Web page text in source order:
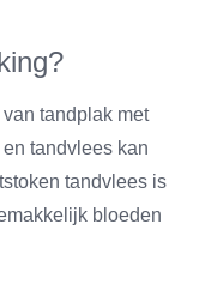
tandplak met
tandvlees kan
tandvlees is
bloeden